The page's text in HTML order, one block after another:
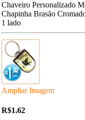
Chaveiro Personalizado
Chapinha Brasão
1 lado
Ampliar Imagem
R$1.62